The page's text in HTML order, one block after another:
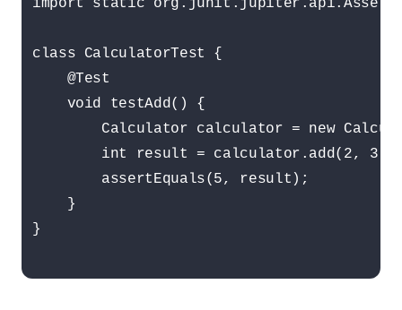
import static
class CalculatorTest {
    @Test
    void testAdd() {
Calculator calculator = new
        int result = calculator.add(2, 3);
        assertEquals(5, result);
    }
}